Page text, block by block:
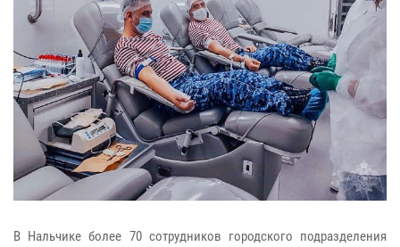
В Нальчике более 70 сотрудников городского подразделения